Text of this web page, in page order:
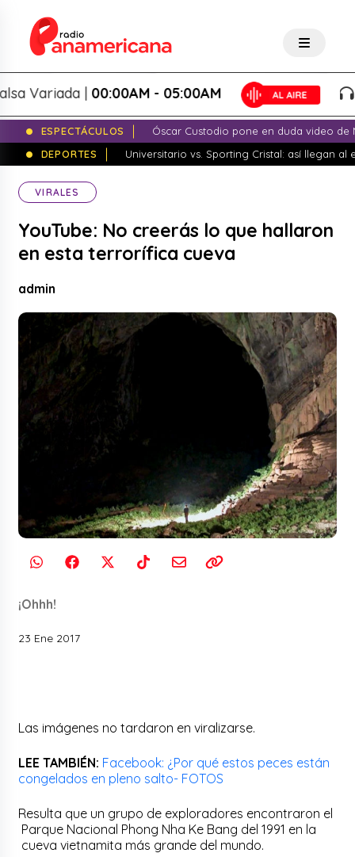
Variada |00:00AM - 05:00AM
ESPECTÁCULOS
Óscar Custodio pone en duda video de
DEPORTES
Universitario vs. Sporting Cristal: así llegan al
VIRALES
YouTube: No creerás lo que hallaron
en esta terrorífica cueva
admin
¡Ohhh!
23 Ene 2017
Las imágenes no tardaron en viralizarse.
LEE TAMBIÉN: Facebook: ¿Por qué estos peces están
congelados en pleno salto- FOTOS
Resulta que un grupo de exploradores encontraron el
Parque Nacional Phong Nha Ke Bang del 1991 en la
cueva vietnamita más grande del mundo.